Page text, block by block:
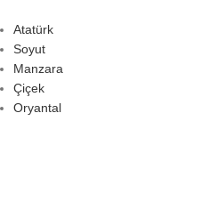
Atatürk
Soyut
Manzara
Çiçek
Oryantal